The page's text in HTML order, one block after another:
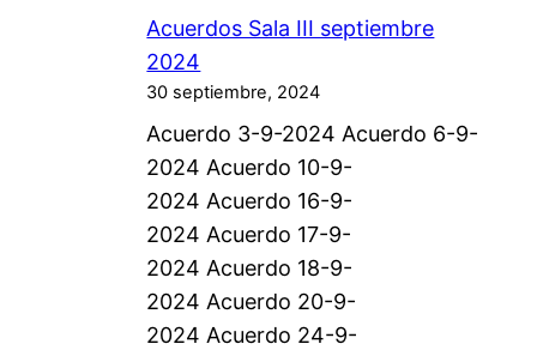
c
r
Acuerdos Sala III septiembre
2024
30 septiembre, 2024
Acuerdo 3-9-2024 Acuerdo 6-9-
2024 Acuerdo 10-9-
2024 Acuerdo 16-9-
2024 Acuerdo 17-9-
2024 Acuerdo 18-9-
2024 Acuerdo 20-9-
2024 Acuerdo 24-9-